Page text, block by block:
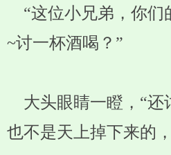
“这位小兄弟，你们
~讨一杯酒喝？”
大头眼睛一瞪，“还
也不是天上掉下来的